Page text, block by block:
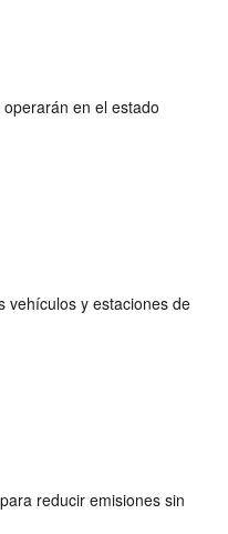
en el estado
vehículos y estaciones de
reducir emisiones sin